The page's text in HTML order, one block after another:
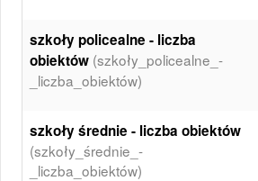
szkoły policealne - liczba
obiektów (szkoły_policealne_-
_liczba_obiektów)
szkoły średnie - liczba obiektów
(szkoły_średnie_-
_liczba_obiektów)